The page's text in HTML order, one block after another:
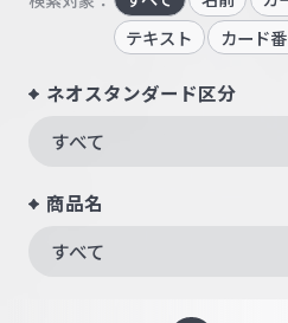
テキスト
カード
ネオスタンダード区分
すべて
商品名
すべて